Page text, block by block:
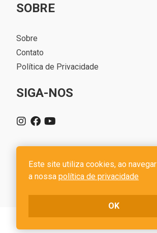
SOBRE
Sobre
Contato
Política de Privacidade
SIGA-NOS
Rota 7 Imóveis - CRECI 6446J - CNPJ
Este site utiliza cookies, ao
a nossa política de privacidade
OK